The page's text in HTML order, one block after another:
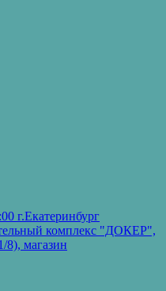
г.Екатеринбург
комплекс "ДОКЕР",
8), магазин